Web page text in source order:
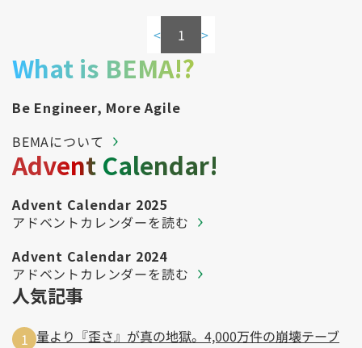
< 1 >
What is BEMA!?
Be Engineer, More Agile
BEMAについて
Advent Calendar!
Advent Calendar 2025
アドベントカレンダーを読む
Advent Calendar 2024
アドベントカレンダーを読む
人気記事
量より『歪さ』が真の地獄。4,000万件の崩壊テーブ